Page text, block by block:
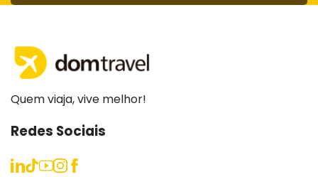
Quem viaja, vive melhor!
Redes Sociais